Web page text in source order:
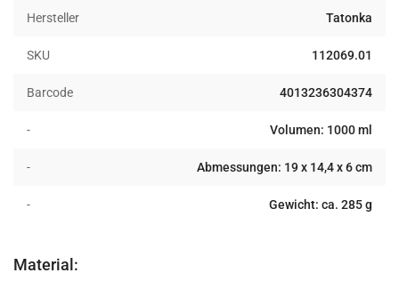
Brotdose
Hersteller Tatonka
SKU 112069.01
Barcode 4013236304374
- Volumen: 1000 ml
- Abmessungen: 19 x 14,4 x 6 cm
- Gewicht: ca. 285 g
Material: